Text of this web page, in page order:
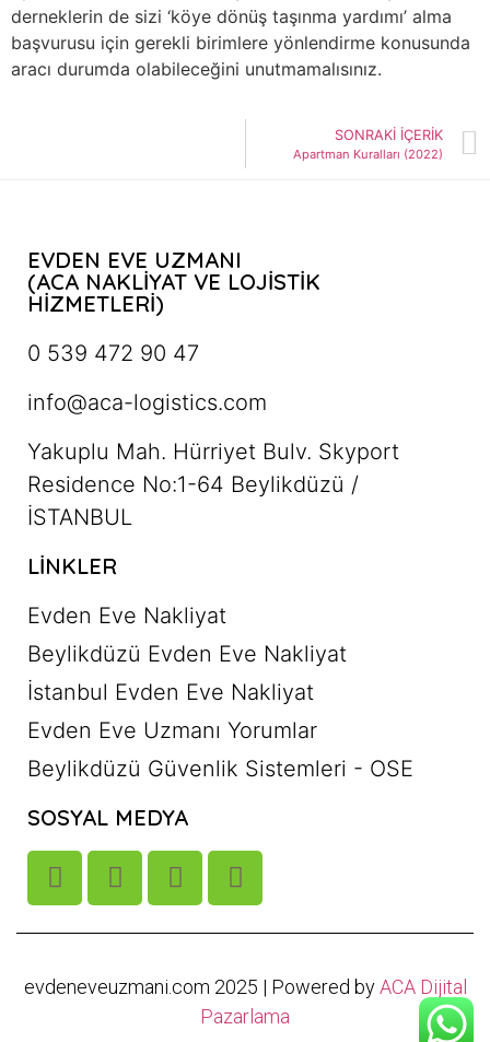
derneklerin de sizi ‘köye dönüş taşınma yardımı’ alma
başvurusu için gerekli birimlere yönlendirme konusunda
aracı durumda olabileceğini unutmamalısınız.
SONRAKI İÇERIK
Apartman Kuralları (2022)
EVDEN EVE UZMANI
(ACA NAKLİYAT VE LOJİSTİK
HİZMETLERİ)
0 539 472 90 47
info@aca-logistics.com
Yakuplu Mah. Hürriyet Bulv. Skyport
Residence No:1-64 Beylikdüzü /
İSTANBUL
LINKLER
Evden Eve Nakliyat
Beylikdüzü Evden Eve Nakliyat
İstanbul Evden Eve Nakliyat
Evden Eve Uzmanı Yorumlar
Beylikdüzü Güvenlik Sistemleri - OSE
SOSYAL MEDYA
evdeneveuzmani.com 2025 | Powered byACA Dijital
Pazarlama